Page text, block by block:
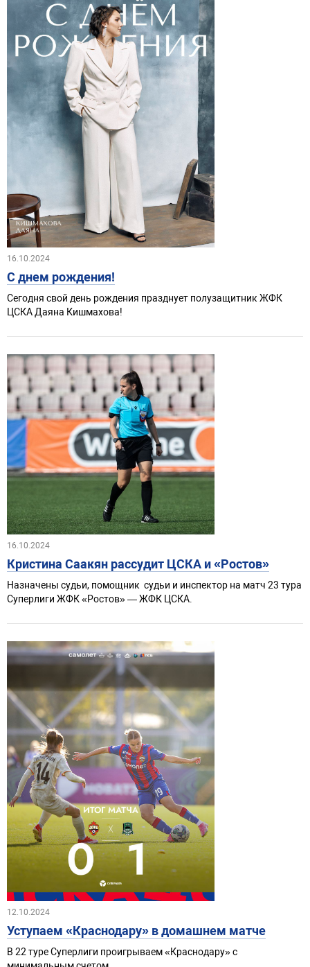
16.10.2024
С днем рождения!
Сегодня свой день рождения празднует полузащитник ЖФК
ЦСКА Даяна Кишмахова!
16.10.2024
Кристина Саакян рассудит ЦСКА и «Ростов»
Назначены судьи, помощник судьи и инспектор на матч 23 тура
Суперлиги ЖФК «Ростов» — ЖФК ЦСКА.
12.10.2024
Уступаем «Краснодару» в домашнем матче
В 22 туре Суперлиги проигрываем «Краснодару» с